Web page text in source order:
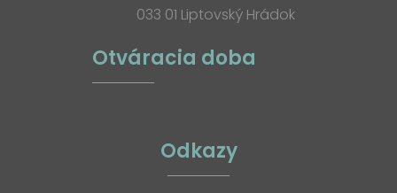
033 01 Liptovský Hrádok
Otváracia doba
Odkazy